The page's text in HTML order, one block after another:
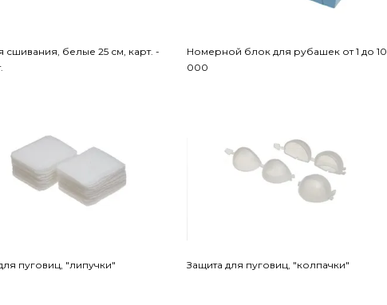
сшивания, белые 25 см, карт. -
Номерной блок для рубашек от 1 до 10
000
пуговиц, "липучки" Защита для пуговиц, "колпачки"